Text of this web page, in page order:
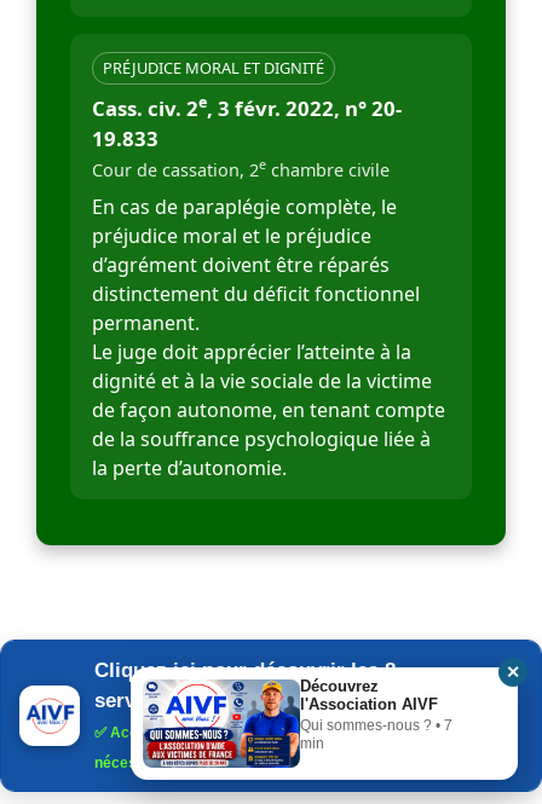
PRÉJUDICE MORAL ET DIGNITÉ
Cass. civ. 2e, 3 févr. 2022, n° 20-
19.833
Cour de cassation, 2e chambre civile
En cas de paraplégie complète, le
préjudice moral et le préjudice
d’agrément doivent être réparés
distinctement du déficit fonctionnel
permanent.
Le juge doit apprécier l’atteinte à la
dignité et à la vie sociale de la victime
de façon autonome, en tenant compte
de la souffrance psychologique liée à
la perte d’autonomie.
Cliquez ici pour découvrir les 8
services de l'AIVF
✅Accès gratuit• Aucune adhésion ni cotisation n'est
nécessaire.
Découvrez
l'Association AIVF
Qui sommes-nous ? • 7
min
✕